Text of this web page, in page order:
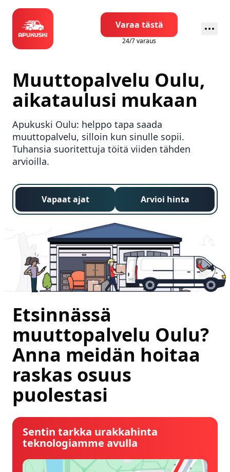
Varaa tästä
24/7 varaus
Muuttopalvelu Oulu,
aikataulusi mukaan
Apukuski Oulu: helppo tapa saada
muuttopalvelu, silloin kun sinulle sopii.
Tuhansia suoritettuja töitä viiden tähden
arvioilla.
Vapaat ajat Arvioi hinta
Etsinnässä
muuttopalvelu Oulu?
Anna meidän hoitaa
raskas osuus
puolestasi
Sentin tarkka urakkahinta
teknologiamme avulla